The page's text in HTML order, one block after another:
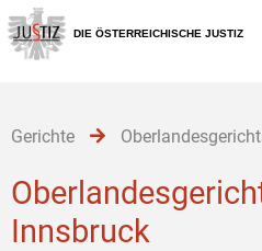
Zur
Hauptnavigation
[1]
Zum
Inhalt
[2]
Zum
Untermenü
[3]
DIE ÖSTERREICHISCHE JUSTIZ
Gerichte
Innsbruck